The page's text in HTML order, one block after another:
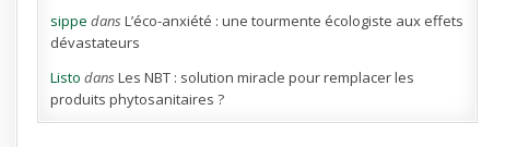
sippe dansL’éco-anxiété : une tourmente écologiste aux effets
dévastateurs
Listo dansLes NBT : solution miracle pour remplacer les
produits phytosanitaires ?